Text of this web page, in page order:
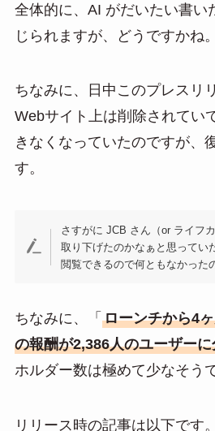
全体的に、AI がだいたい書い
じられますが、どうですかね。
ちなみに、日中このプレスリ
Webサイト上は削除されてい
きなくなっていたのですが、
す。
さすがに JCB さん（or ライフ
取り下げたのかなぁと思ってい
閲覧できるので何ともなかった
ちなみに、「 ローンチから4
の報酬が2,386人のユーザーに
ホルダー数は極めて少なそう
リリース時の記事は以下です。